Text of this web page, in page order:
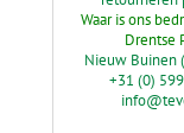
Waar is ons
Drentse
Nieuw Buinen
+31 (0)